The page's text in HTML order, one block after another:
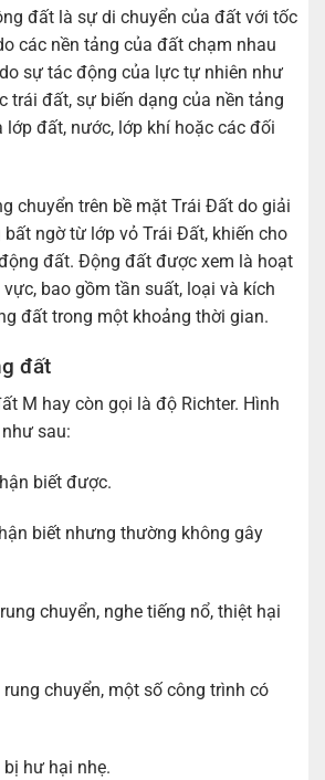
đất là sự di chuyển của đất với tốc
các nền tảng của đất chạm nhau
sự tác động của lực tự nhiên như
trái đất, sự biến dạng của nền tảng
lớp đất, nước, lớp khí hoặc các đối
chuyển trên bề mặt Trái Đất do giải
ngờ từ lớp vỏ Trái Đất, khiến cho
đất. Động đất được xem là hoạt
bao gồm tần suất, loại và kích
đất trong một khoảng thời gian.
đất
M hay còn gọi là độ Richter. Hình
sau:
biết được.
biết nhưng thường không gây
chuyển, nghe tiếng nổ, thiệt hại
chuyển, một số công trình có
hư hại nhẹ.